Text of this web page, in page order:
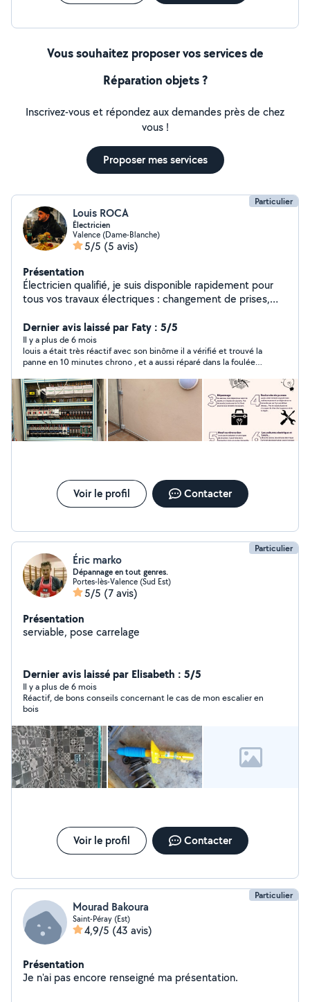
Vous souhaitez proposer vos services de
Réparation objets ?
Inscrivez-vous et répondez aux demandes près de chez
vous !
Proposer mes services
Particulier
Louis ROCA
Électricien
Valence (Dame-Blanche)
5/5 (5 avis)
Présentation
Électricien qualifié, je suis disponible rapidement pour
tous vos travaux électriques : changement de prises,
soit pour une panne, une mise aux normes ou un
nouveau projet, j'interviens avec sérieux et efficacité.
Pour les urgences, je peux me déplacer jusqu'à 22h/23h
afin de vous dépanner sans attendre. Réactif et
professionnel, je vous assure un travail soigné et
conforme aux normes de sécurité. N'hésitez pas à me
contacter pour un devis ou une intervention rapide, je
me tiens à votre disposition pour répondre à vos
besoins en électricité !
Dernier avis laissé par Faty : 5/5
Il y a plus de 6 mois
louis a était très réactif avec son binôme il a vérifié et trouvé la
panne en 10 minutes chrono , et a aussi réparé dans la foulée
sur allô voisin j’ai réglé 125 € 2h30 de recherche à un autre
professionnel, et qui m’a envoyé Son Devis exorbitant avec des
travaux inutiles !! Merci encore Louis je n’en reviens toujours
pas, je recommande les yeux fermés
Voir le profil Contacter
Particulier
Éric marko
Dépannage en tout genres.
Portes-lès-Valence (Sud Est)
5/5 (7 avis)
Présentation
serviable, pose carrelage
Dernier avis laissé par Elisabeth : 5/5
Il y a plus de 6 mois
Réactif, de bons conseils concernant le cas de mon escalier en
bois
Voir le profil Contacter
Particulier
Mourad Bakoura
Saint-Péray (Est)
4,9/5 (43 avis)
Présentation
Je n'ai pas encore renseigné ma présentation.